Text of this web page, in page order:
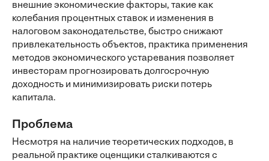
внешние экономические факторы, такие как
колебания процентных ставок и изменения в
налоговом законодательстве, быстро снижают
привлекательность объектов, практика применения
методов экономического устаревания позволяет
инвесторам прогнозировать долгосрочную
доходность и минимизировать риски потерь
капитала.
Проблема
Несмотря на наличие теоретических подходов, в
реальной практике оценщики сталкиваются с